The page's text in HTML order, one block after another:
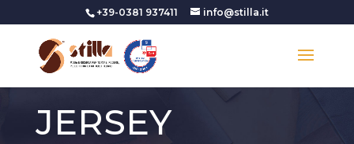
+39-0381 937411 info@stilla.it
JERSEY